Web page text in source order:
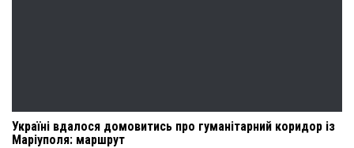
Україні вдалося домовитись про гуманітарний коридор із
Маріуполя: маршрут